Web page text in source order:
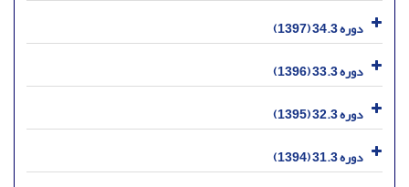
دوره 34.3 (1397)
دوره 33.3 (1396)
دوره 32.3 (1395)
دوره 31.3 (1394)